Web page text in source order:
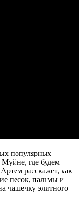
популярных
где будем
расскажет, как
песок, пальмы и
чашечку элитного